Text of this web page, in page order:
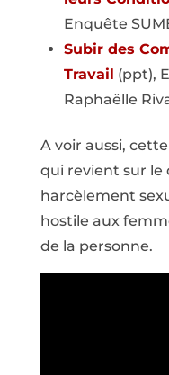
Enquête
Subir des
Travail (ppt),
Raphaëlle
A voir aussi, cette
qui revient sur le
harcèlement
hostile aux
de la personne.